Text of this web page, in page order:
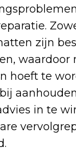
zijn
hoeft te
in te